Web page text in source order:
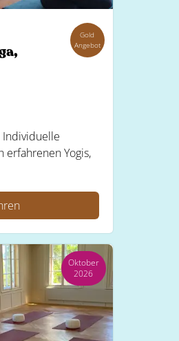
Gold
Angebot
Individuelle
erfahrenen Yogis,
Oktober
2026